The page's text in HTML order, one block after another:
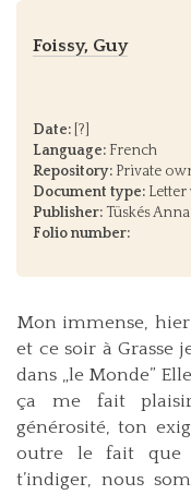
Foissy, Guy
Date: [?]
Language: French
Repository: Private
Document type:
Publisher: Tüskés
Folio number:
Mon immense, hier
et ce soir à Grasse
dans „le Monde”
ça me fait
générosité, ton
outre le fait que
t’indiger, nous